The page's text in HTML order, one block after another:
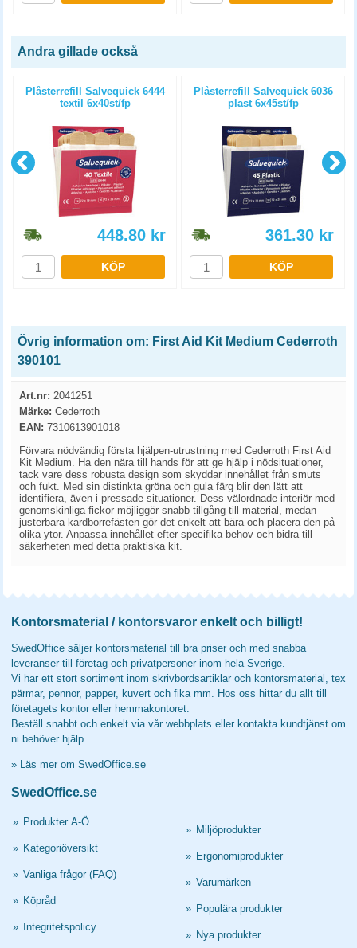
Andra gillade också
Plåsterrefill Salvequick 6444
textil 6x40st/fp
448.80 kr
KÖP
Plåsterrefill Salvequick 6036
plast 6x45st/fp
361.30 kr
KÖP
Övrig information om: First Aid Kit Medium Cederroth
390101
Art.nr: 2041251
Märke: Cederroth
EAN: 7310613901018
Förvara nödvändig första hjälpen-utrustning med Cederroth First Aid
Kit Medium. Ha den nära till hands för att ge hjälp i nödsituationer,
tack vare dess robusta design som skyddar innehållet från smuts
och fukt. Med sin distinkta gröna och gula färg blir den lätt att
identifiera, även i pressade situationer. Dess välordnade interiör med
genomskinliga fickor möjliggör snabb tillgång till material, medan
justerbara kardborrefästen gör det enkelt att bära och placera den på
olika ytor. Anpassa innehållet efter specifika behov och bidra till
säkerheten med detta praktiska kit.
Kontorsmaterial / kontorsvaror enkelt och billigt!
SwedOffice säljer kontorsmaterial till bra priser och med snabba
leveranser till företag och privatpersoner inom hela Sverige.
Vi har ett stort sortiment inom skrivbordsartiklar och kontorsmaterial, tex
pärmar, pennor, papper, kuvert och fika mm. Hos oss hittar du allt till
företagets kontor eller hemmakontoret.
Beställ snabbt och enkelt via vår webbplats eller kontakta kundtjänst om
ni behöver hjälp.
» Läs mer om SwedOffice.se
SwedOffice.se
» Produkter A-Ö
» Kategoriöversikt
» Vanliga frågor (FAQ)
» Köpråd
» Integritetspolicy
» Miljöprodukter
» Ergonomiprodukter
» Varumärken
» Populära produkter
» Nya produkter